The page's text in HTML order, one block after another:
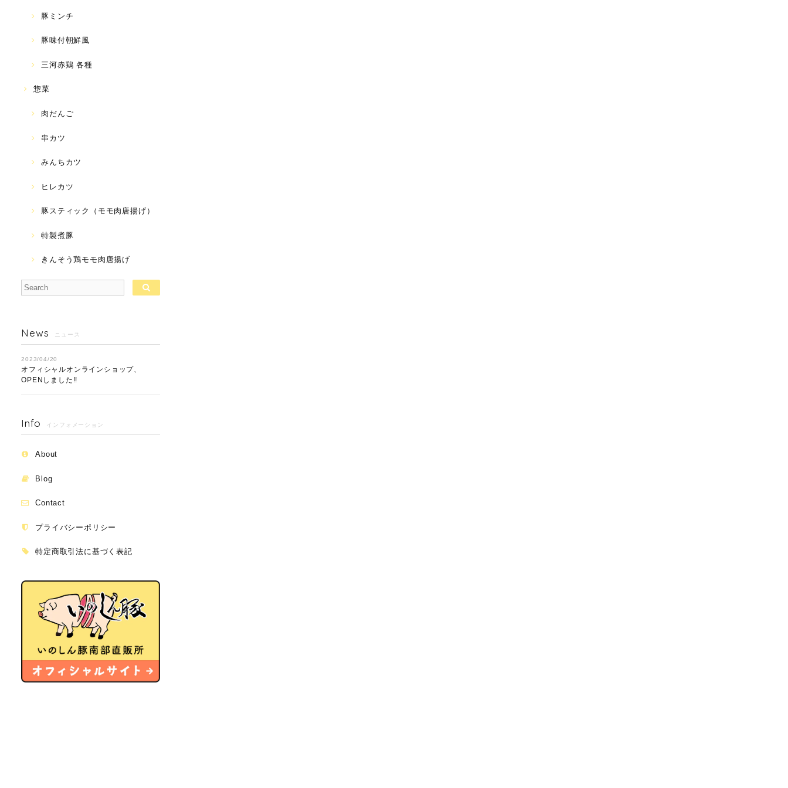
豚ミンチ
豚味付朝鮮風
三河赤鶏 各種
惣菜
肉だんご
串カツ
みんちカツ
ヒレカツ
豚スティック（モモ肉唐揚げ）
特製煮豚
きんそう鶏モモ肉唐揚げ
News ニュース
2023/04/20
オフィシャルオンラインショップ、
OPENしました!!
Info インフォメーション
About
Blog
Contact
プライバシーポリシー
特定商取引法に基づく表記